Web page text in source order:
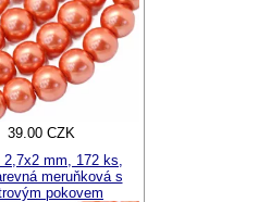
39.00 CZK
mm, 172 ks,
meruňková s
pokovem